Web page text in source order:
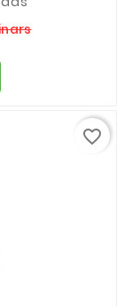
Prix
Prix
favorite_border